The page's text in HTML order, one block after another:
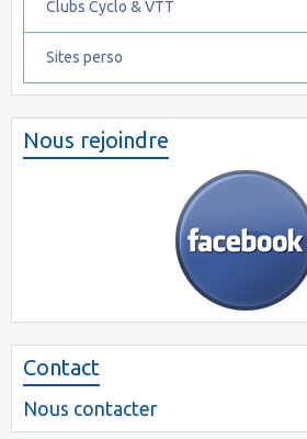
Clubs Cyclo & VTT
Sites perso
Nous rejoindre
Contact
Nous contacter